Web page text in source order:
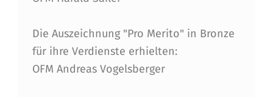
B
Z
E
Die Auszeichnung "Pro Merito" in Bronze
für ihre Verdienste erhielten:
OFM Andreas Vogelsberger